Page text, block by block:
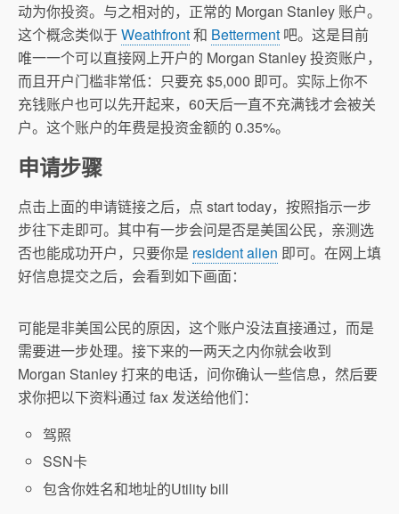
动为你投资。与之相对的，正常的 Morgan Stanley 账户。
这个概念类似于Weathfront和 Betterment 吧。这是目前
唯一一个可以直接网上开户的 Morgan Stanley 投资账户，
而且开户门槛非常低：只要充 $5,000 即可。实际上你不
充钱账户也可以先开起来，60天后一直不充满钱才会被关
户。这个账户的年费是投资金额的 0.35%。
申请步骤
点击上面的申请链接之后，点 start today，按照指示一步
步往下走即可。其中有一步会问是否是美国公民，亲测选
否也能成功开户，只要你是 resident alien 即可。在网上填
好信息提交之后，会看到如下画面：
可能是非美国公民的原因，这个账户没法直接通过，而是
需要进一步处理。接下来的一两天之内你就会收到
Morgan Stanley 打来的电话，问你确认一些信息，然后要
求你把以下资料通过 fax 发送给他们：
驾照
SSN卡
包含你姓名和地址的Utility bill